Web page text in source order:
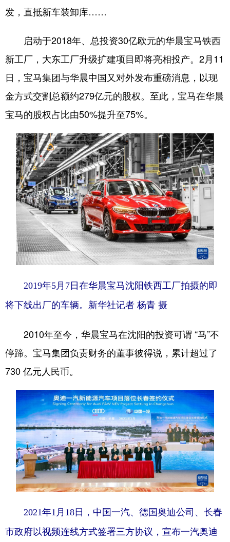
发，直抵新车装卸库……
启动于2018年、总投资30亿欧元的华晨宝马铁西
新工厂，大东工厂升级扩建项目即将亮相投产。2月11
日，宝马集团与华晨中国又对外发布重磅消息，以现
金方式交割总额约279亿元的股权。至此，宝马在华晨
宝马的股权占比由50%提升至75%。
2019年5月7日在华晨宝马沈阳铁西工厂拍摄的即
将下线出厂的车辆。新华社记者 杨青 摄
2010年至今，华晨宝马在沈阳的投资可谓 “马”不
停蹄。宝马集团负责财务的董事彼得说，累计超过了
730 亿元人民币。
2021年1月18日，中国一汽、德国奥迪公司、长春
市政府以视频连线方式签署三方协议，宣布一汽奥迪